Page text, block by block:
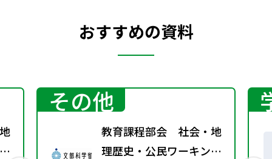
おすすめの資料
その他
教育課程部会 社会・地
理歴史・公民ワーキング